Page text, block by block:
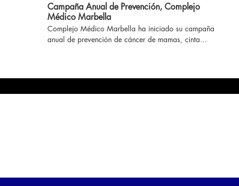
Campaña Anual de Prevención, Complejo
Médico Marbella
Complejo Médico Marbella ha iniciado su campaña
anual de prevención de cáncer de mamas, cinta